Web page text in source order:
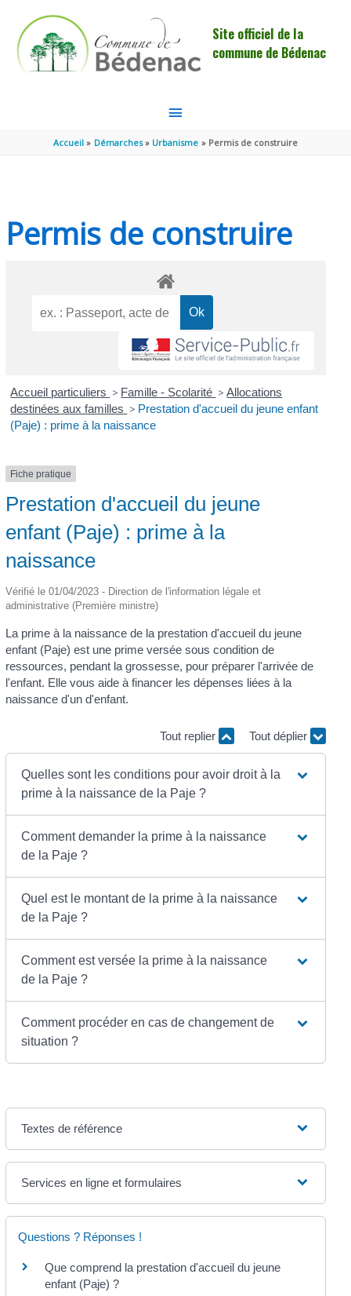
Site officiel de la
commune de Bédenac
MENU
PRINCIPAL
Accueil Démarches Urbanisme Permis de construire
Permis de construire
Accueil particuliers > Famille - Scolarité > Allocations
destinées aux familles > Prestation d'accueil du jeune enfant
(Paje) : prime à la naissance
Fiche pratique
Prestation d'accueil du jeune
enfant (Paje) : prime à la
naissance
Vérifié le 01/04/2023 - Direction de l'information légale et
administrative (Première ministre)
La prime à la naissance de la prestation d'accueil du jeune
enfant (Paje) est une prime versée sous condition de
ressources, pendant la grossesse, pour préparer l'arrivée de
l'enfant. Elle vous aide à financer les dépenses liées à la
naissance d'un d'enfant.
Tout replier Tout déplier
Quelles sont les conditions pour avoir droit à la
prime à la naissance de la Paje ?
Comment demander la prime à la naissance
de la Paje ?
Quel est le montant de la prime à la naissance
de la Paje ?
Comment est versée la prime à la naissance
de la Paje ?
Comment procéder en cas de changement de
situation ?
Textes de référence
Services en ligne et formulaires
Questions ? Réponses !
Que comprend la prestation d'accueil du jeune
enfant (Paje) ?